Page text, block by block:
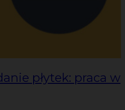
płytek: praca w